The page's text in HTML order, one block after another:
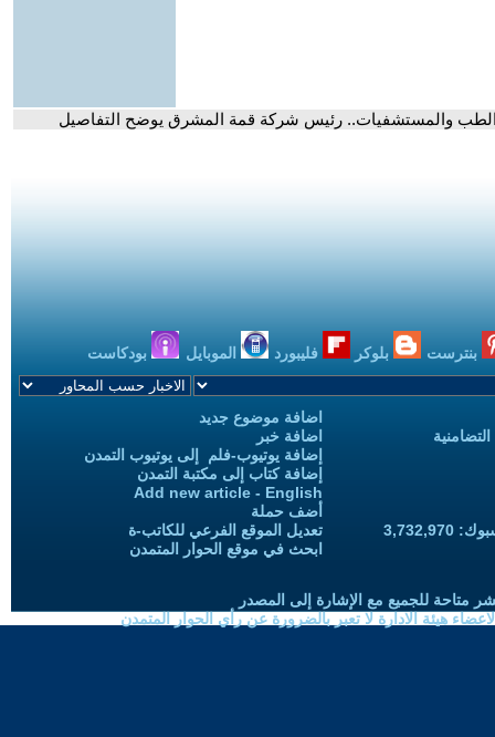
الطب والمستشفيات.. رئيس شركة قمة المشرق يوضح التفاصيل
بنترست بلوكر فليبورد الموبايل بودكاست
اضافة موضوع جديد
اضافة خبر
إضافة يوتيوب-فلم إلى يوتيوب التمدن
إضافة كتاب إلى مكتبة التمدن
Add new article - English
أضف حملة
تعديل الموقع الفرعي للكاتب-ة
ابحث في موقع الحوار المتمدن
متاحة للجميع مع الإشارة إلى المصدر
هيئة الادارة لا تعبر بالضرورة عن رأي الحوار المتمدن